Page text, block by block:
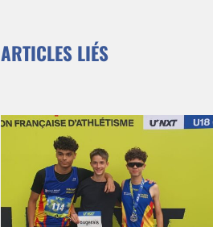
ARTICLES LIÉS